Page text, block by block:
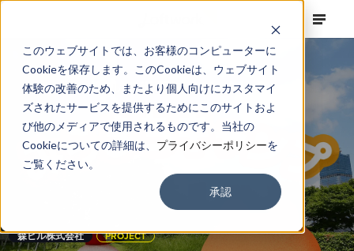
このウェブサイトでは、お客様のコンピューターに
Cookieを保存します。このCookieは、ウェブサイト
体験の改善のため、またより個人向けにカスタマイ
ズされたサービスを提供するためにこのサイトおよ
び他のメディアで使用されるものです。当社の
Cookieについての詳細は、 プライバシーポリシーを
ご覧ください。
承認
森ビル株式会社 PROJECT